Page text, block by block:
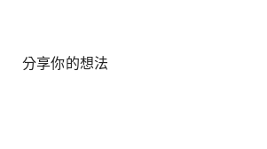
分享你的想法